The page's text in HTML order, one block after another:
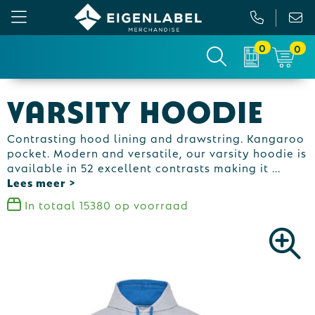
Gezichtsmaskers en mondkapjes
Werkkleding
Sportkleding & Teamwear
T-Shirts
Sweaters
Relatiepakketten
Tassen
Anti-stress
Bidons en Sportflessen
Elektronica, Gadgets en USB
Huis, Tuin en Keuken
Custom made picknickkleed
Custom made sokken
Sportkratten & bidons
Custom-made paraplu
Custom-made hesjes
Custom-made feestartikelen
Custom-made riemen
Binnenreclame
Buitenreclame
Vlaggen
Beurs & Presentatie
Drukwerk
0 0
VARSITY HOODIE
Contrasting hood lining and drawstring. Kangaroo
pocket. Modern and versatile, our varsity hoodie is
available in 52 excellent contrasts making it
In totaal 15380 op voorraad